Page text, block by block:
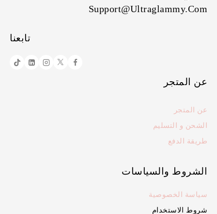
Support@ultraglammy.com
تابعنا
عن المتجر
عن المتجر
الشحن و التسليم
طريقة الدفع
الشروط والسياسات
سياسة الخصوصية
شروط الاستخدام